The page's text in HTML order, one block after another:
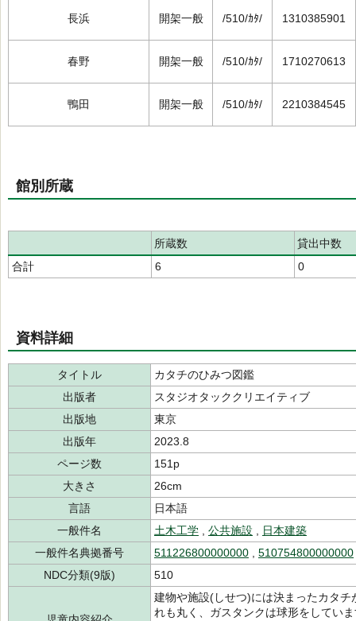
長浜 開架一般 /510/ｶﾀ/ 1310385901
春野 開架一般 /510/ｶﾀ/ 1710270613
鴨田 開架一般 /510/ｶﾀ/ 2210384545
館別所蔵
所蔵数
貸出中数
合計
6 0
資料詳細
タイトル
カタチのひみつ図鑑
出版者
スタジオタッククリエイティブ
出版地
東京
出版年
2023.8
ページ数
151p
大きさ
26cm
言語
日本語
一般件名
土木工学 公共施設
日本建築
一般件名典拠番号
511226800000000 510754800000000
NDC分類(9版)
510
建物や施設(しせつ)には決まったカタ
れも丸く、ガスタンクは球形をしてい